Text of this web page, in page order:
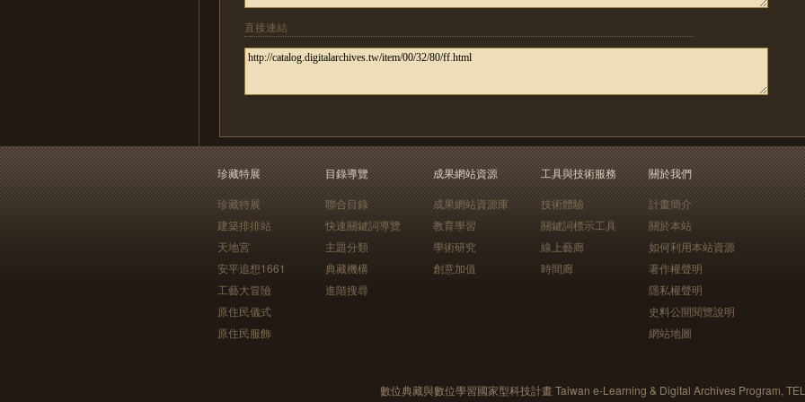
直接連結
珍藏特展
珍藏特展
建築排排站
天地宮
安平追想1661
工藝大冒險
原住民儀式
原住民服飾
目錄導覽
聯合目錄
快速關鍵詞導覽
主題分類
典藏機構
進階搜尋
成果網站資源
成果網站資源庫
教育學習
學術研究
創意加值
工具與技術服務
技術體驗
關鍵詞標示工具
線上藝廊
時間廊
關於我們
計畫簡介
關於本站
如何利用本站資源
著作權聲明
隱私權聲明
史料公開閱覽說明
網站地圖
數位典藏與數位學習國家型科技計畫 Taiwan e-Learning & Digital Archives Program,